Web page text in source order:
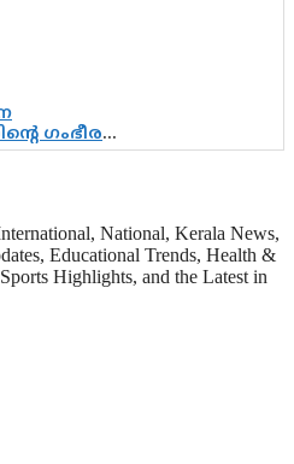
ഗംഭീര
National, Kerala News,
Educational Trends, Health &
Highlights, and the Latest in